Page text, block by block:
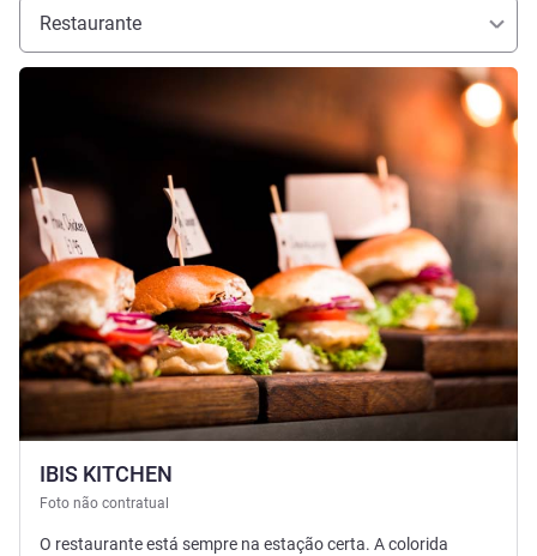
Restaurante
IBIS KITCHEN
Foto não contratual
Ver detalhes
O restaurante está sempre na estação certa. A colorida